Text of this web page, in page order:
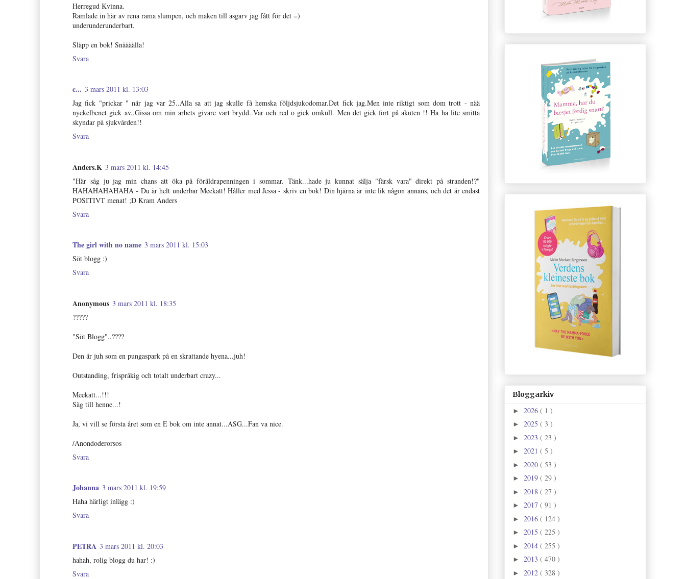
Herregud Kvinna.
Ramlade in här av rena rama slumpen, och maken till asgarv jag fått för det =)
underunderunderbart.
Släpp en bok! Snäääälla!
Svara
c... 3 mars 2011 kl. 13:03
Jag fick "prickar " när jag var 25..Alla sa att jag skulle få hemska följdsjukodomar.Det fick jag.Men inte riktigt som dom trott - nää
nyckelbenet gick av..Gissa om min arbets givare vart brydd..Var och red o gick omkull. Men det gick fort på akuten !! Ha ha lite smitta
skyndar på sjukvården!!
Svara
Anders.K 3 mars 2011 kl. 14:45
"Här såg ju jag min chans att öka på föräldrapenningen i sommar. Tänk...hade ju kunnat sälja "färsk vara" direkt på stranden!?"
HAHAHAHAHAHA - Du är helt underbar Meekatt! Håller med Jessa - skriv en bok! Din hjärna är inte lik någon annans, och det är endast
POSITIVT menat! ;D Kram Anders
Svara
The girl with no name 3 mars 2011 kl. 15:03
Söt blogg :)
Svara
Anonymous 3 mars 2011 kl. 18:35
?????
"Söt Blogg"..????
Den är juh som en pungaspark på en skrattande hyena...juh!
Outstanding, frispråkig och totalt underbart crazy...
Meekatt...!!!
Säg till henne...!
Ja, vi vill se första året som en E bok om inte annat...ASG...Fan va nice.
/Anondoderorsos
Svara
Johanna 3 mars 2011 kl. 19:59
Haha härligt inlägg :)
Svara
PETRA 3 mars 2011 kl. 20:03
hahah, rolig blogg du har! :)
Svara
Bloggarkiv
► 2026 ( 1 )
► 2025 ( 3 )
► 2023 ( 23 )
► 2021 ( 5 )
► 2020 ( 53 )
► 2019 ( 29 )
► 2018 ( 27 )
► 2017 ( 91 )
► 2016 ( 124 )
► 2015 ( 225 )
► 2014 ( 255 )
► 2013 ( 470 )
► 2012 ( 328 )